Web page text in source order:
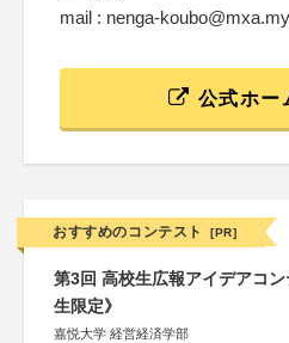
mail : nenga-
公式ホー
おすすめのコンテスト [PR]
第3回 高校生広報アイデアコ
生限定》
嘉悦大学 経営経済学部